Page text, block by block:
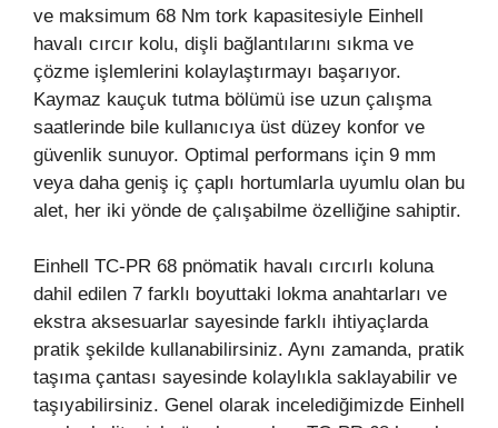
ve maksimum 68 Nm tork kapasitesiyle Einhell
havalı cırcır kolu, dişli bağlantılarını sıkma ve
çözme işlemlerini kolaylaştırmayı başarıyor.
Kaymaz kauçuk tutma bölümü ise uzun çalışma
saatlerinde bile kullanıcıya üst düzey konfor ve
güvenlik sunuyor. Optimal performans için 9 mm
veya daha geniş iç çaplı hortumlarla uyumlu olan bu
alet, her iki yönde de çalışabilme özelliğine sahiptir.
Einhell TC-PR 68 pnömatik havalı cırcırlı koluna
dahil edilen 7 farklı boyuttaki lokma anahtarları ve
ekstra aksesuarlar sayesinde farklı ihtiyaçlarda
pratik şekilde kullanabilirsiniz. Aynı zamanda, pratik
taşıma çantası sayesinde kolaylıkla saklayabilir ve
taşıyabilirsiniz. Genel olarak incelediğimizde Einhell